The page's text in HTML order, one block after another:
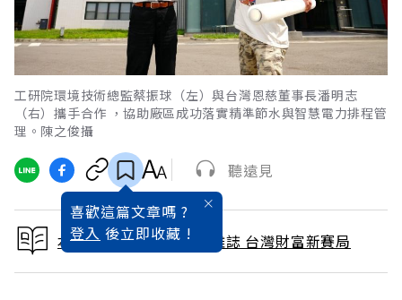
工研院環境技術總監蔡振球（左）與台灣恩慈董事長潘明志
（右）攜手合作 ，協助廠區成功落實精準節水與智慧電力排程管
理。陳之俊攝
喜歡這篇文章嗎 ?
登入 後立即收藏 !
聽遠見
本文出自 2026 / 7月號雜誌 台灣財富新賽局